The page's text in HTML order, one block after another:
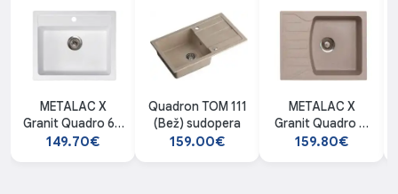
METALAC X
Granit Quadro 60
fi 90
149.70€
Quadron TOM 111
(Bež) sudopera
159.00€
METALAC X
Granit Quadro M
fi 90
159.80€